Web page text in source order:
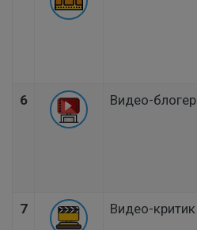
6 Видео-блогер
7 Видео-критик